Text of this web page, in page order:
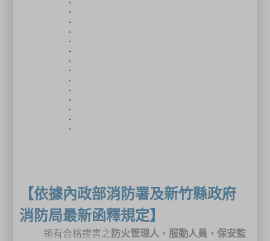
【依據內政部消防署及新竹縣政府
消防局最新函釋規定】
領有合格證書之 防火管理人、服勤人員、保安監